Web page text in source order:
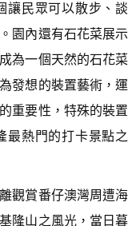
讓民眾可以散步、談
園內還有石花菜展示
為一個天然的石花菜
發想的裝置藝術，運
重要性，特殊的裝置
最熱門的打卡景點之
觀賞番仔澳灣周遭海
隆山之風光，當日暮